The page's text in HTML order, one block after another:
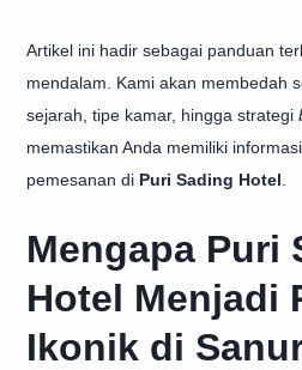
Artikel ini hadir sebagai panduan
mendalam. Kami akan membedah
sejarah, tipe kamar, hingga strategi
memastikan Anda memiliki
pemesanan di Puri Sading Hotel
Mengapa Puri
Hotel Menjadi
Ikonik di